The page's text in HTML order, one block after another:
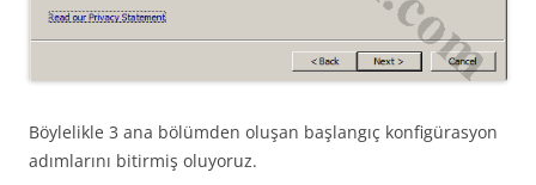
Böylelikle 3 ana bölümden oluşan başlangıç konfigürasyon
adımlarını bitirmiş oluyoruz.